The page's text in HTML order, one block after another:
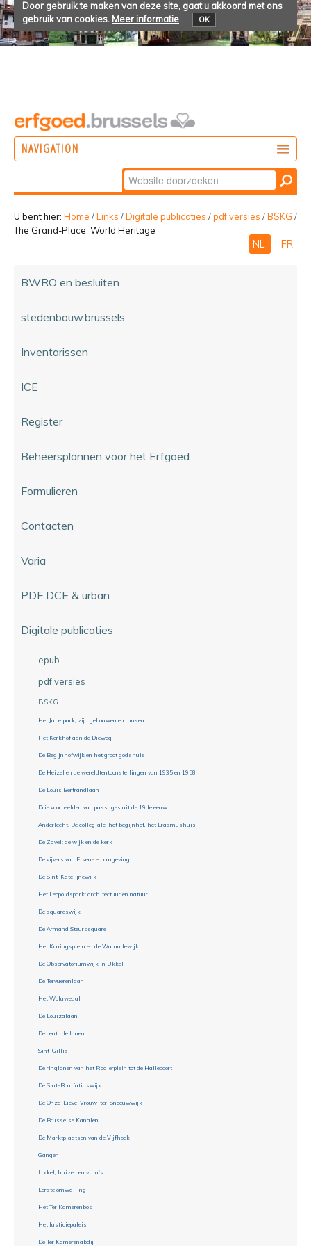
Door gebruik te maken van deze site, gaat u akkoord met ons
gebruik van cookies. Meer informatie OK
NAVIGATION
BELEVEN
Zoek
Geavanceerd
zoeken...
U bent hier: Home /Links /Digitale publicaties /pdf versies /BSKG /
The Grand-Place. World Heritage
NL FR
BWRO en besluiten
stedenbouw.brussels
Inventarissen
ICE
Register
Beheersplannen voor het Erfgoed
Formulieren
Contacten
Varia
PDF DCE & urban
Digitale publicaties
epub
pdf versies
BSKG
Het Jubelpark, zijn gebouwen en musea
Het Kerkhof aan de Dieweg
De Begijnhofwijk en het groot godshuis
De Heizel en de wereldtentoonstellingen van 1935 en 1958
De Louis Bertrandlaan
Drie voorbeelden van passages uit de 19de eeuw
Anderlecht. De collegiale, het begijnhof, het Erasmushuis
De Zavel: de wijk en de kerk
De vijvers van Elsene en omgeving
De Sint-Katelijnewijk
Het Leopoldspark: architectuur en natuur
De squareswijk
De Armand Steurssquare
Het Koningsplein en de Warandewijk
De Observatoriumwijk in Ukkel
De Tervuerenlaan
Het Woluwedal
De Louizalaan
De centrale lanen
Sint-Gillis
De ringlanen van het Rogierplein tot de Hallepoort
De Sint-Bonifatiuswijk
De Onze-Lieve-Vrouw-ter-Sneeuwwijk
De Brusselse Kanalen
De Marktplaatsen van de Vijfhoek
Gangen
Ukkel, huizen en villa's
Eerste omwalling
Het Ter Kamerenbos
Het Justiciepaleis
De Ter Kamerenabdij